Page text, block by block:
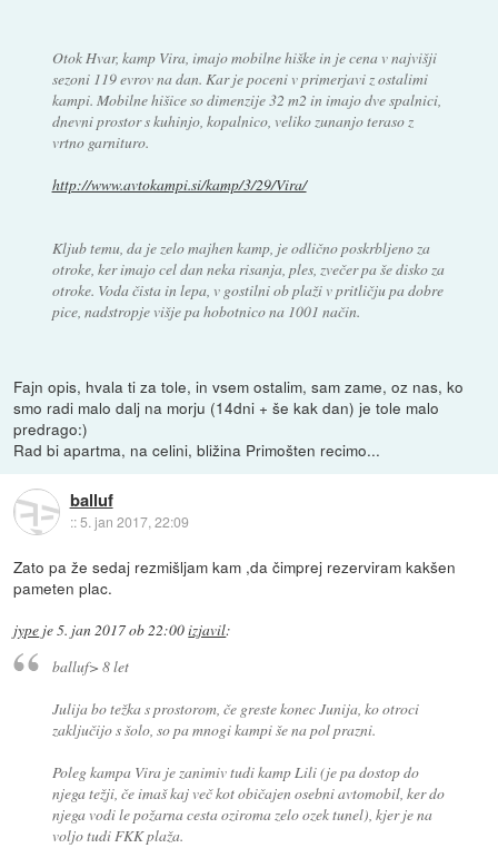
Otok Hvar, kamp Vira, imajo mobilne hiške in je cena v najvišji
sezoni 119 evrov na dan. Kar je poceni v primerjavi z ostalimi
kampi. Mobilne hišice so dimenzije 32 m2 in imajo dve spalnici,
dnevni prostor s kuhinjo, kopalnico, veliko zunanjo teraso z
vrtno garnituro.
http://www.avtokampi.si/kamp/3/29/Vira/
Kljub temu, da je zelo majhen kamp, je odlično poskrbljeno za
otroke, ker imajo cel dan neka risanja, ples, zvečer pa še disko za
otroke. Voda čista in lepa, v gostilni ob plaži v pritličju pa dobre
pice, nadstropje višje pa hobotnico na 1001 način.
Fajn opis, hvala ti za tole, in vsem ostalim, sam zame, oz nas, ko
smo radi malo dalj na morju (14dni + še kak dan) je tole malo
predrago:)
Rad bi apartma, na celini, bližina Primošten recimo...
balluf
::5. jan 2017, 22:09
Zato pa že sedaj rezmišljam kam ,da čimprej rezerviram kakšen
pameten plac.
jype je5. jan 2017 ob 22:00izjavil:
balluf> 8 let
Julija bo težka s prostorom, če greste konec Junija, ko otroci
zaključijo s šolo, so pa mnogi kampi še na pol prazni.
Poleg kampa Vira je zanimiv tudi kamp Lili (je pa dostop do
njega težji, če imaš kaj več kot običajen osebni avtomobil, ker do
njega vodi le požarna cesta oziroma zelo ozek tunel), kjer je na
voljo tudi FKK plaža.